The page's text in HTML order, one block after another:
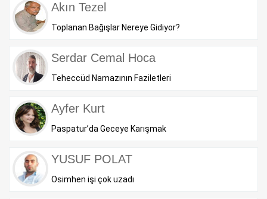
Akın Tezel
Toplanan Bağışlar Nereye Gidiyor?
Serdar Cemal Hoca
Teheccüd Namazının Faziletleri
Ayfer Kurt
Paspatur’da Geceye Karışmak
YUSUF POLAT
Osimhen işi çok uzadı